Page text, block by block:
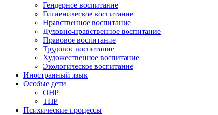
Гендерное воспитание
Гигиеническое воспитание
Нравственное воспитание
Духовно-нравственное воспитание
Правовое воспитание
Трудовое воспитание
Художественное воспитание
Экологическое воспитание
Иностранный язык
Особые дети
ОНР
ТНР
Психические процессы